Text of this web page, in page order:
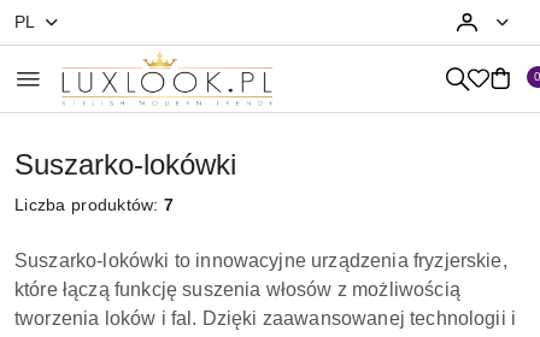
Przejdź do treści głównej
Przejdź do wyszukiwarki
Przejdź do moje konto
Przejdź do menu głównego
Przejdź do stopki
0
PL
Suszarko-lokówki
Liczba produktów:7
Suszarko-lokówki to innowacyjne urządzenia fryzjerskie,
które łączą funkcję suszenia włosów z możliwością
tworzenia loków i fal. Dzięki zaawansowanej technologii i